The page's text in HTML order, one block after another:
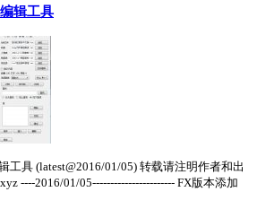
辑工具
工具 (latest@2016/01/05) 转载请注明作者和出
----2016/01/05----------------------- FX版本添加